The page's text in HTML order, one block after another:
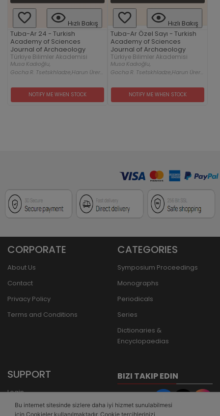
Hızlı Bakış
Tuba-Ar 24 - Turkish
Academy of Sciences
Journal of Archaeology
Türkiye Bilimler Akademisi
Musa Kadıoğlu,
Gocha R. Tsetskhladze,Harun Ürer...
NOTIFY ME WHEN STOCK
Hızlı Bakış
Tuba-Ar Özel Sayı - Turkish
Academy of Sciences
Journal of Archaeology
Türkiye Bilimler Akademisi
Musa Kadıoğlu,
Gocha R. Tsetskhladze,Harun Ürer...
NOTIFY ME WHEN STOCK
CORPORATE
About Us
Contact
Privacy Policy
Terms and Conditions
CATEGORIES
Symposium Proceedings
Monographs
Periodicals
Series
Dictionaries &
Encyclopaedias
SUPPORT
Login
Register
BIZI TAKIP EDIN
Bu internet sitesinde sizlere daha iyi hizmet sunulabilmesi
için Cookieler kullanılmaktadır. Cookie tercihlerinizi